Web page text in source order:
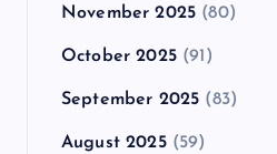
November 2025 (80)
October 2025(91)
September 2025 (83)
August 2025(59)